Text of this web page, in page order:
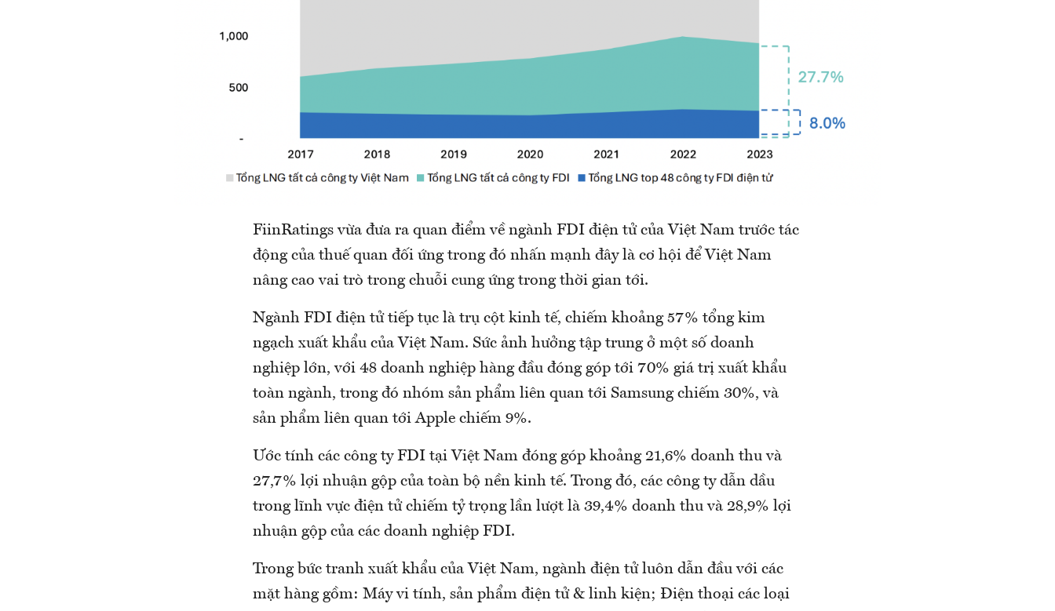
FiinRatings vừa đưa ra quan điểm về ngành FDI điện tử của Việt Nam trước tác
động của thuế quan đối ứng trong đó nhấn mạnh đây là cơ hội để Việt Nam
nâng cao vai trò trong chuỗi cung ứng trong thời gian tới.
Ngành FDI điện tử tiếp tục là trụ cột kinh tế, chiếm khoảng 57% tổng kim
ngạch xuất khẩu của Việt Nam. Sức ảnh hưởng tập trung ở một số doanh
nghiệp lớn, với 48 doanh nghiệp hàng đầu đóng góp tới 70% giá trị xuất khẩu
toàn ngành, trong đó nhóm sản phẩm liên quan tới Samsung chiếm 30%, và
sản phẩm liên quan tới Apple chiếm 9%.
Ước tính các công ty FDI tại Việt Nam đóng góp khoảng 21,6% doanh thu và
27,7% lợi nhuận gộp của toàn bộ nền kinh tế. Trong đó, các công ty dẫn dầu
trong lĩnh vực điện tử chiếm tỷ trọng lần lượt là 39,4% doanh thu và 28,9% lợi
nhuận gộp của các doanh nghiệp FDI.
Trong bức tranh xuất khẩu của Việt Nam, ngành điện tử luôn dẫn đầu với các
mặt hàng gồm: Máy vi tính, sản phẩm điện tử & linh kiện; Điện thoại các loại